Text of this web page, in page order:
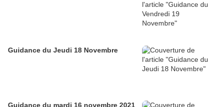
Guidance du Jeudi 18 Novembre
Guidance du mardi 16 novembre 2021